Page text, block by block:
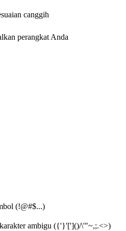
canggih
perangkat Anda
(!@#$...)
ambigu ({'}'[']()/\'"~,;.<>)